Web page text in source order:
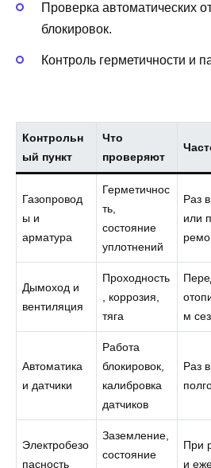
Проверка автоматических
блокировок.
Контроль герметичности и
Контрольн
ый пункт
Что
проверяют
Газопровод
ы и
арматура
Герметичнос
ть,
состояние
уплотнений
Раз
или
Дымоход и
вентиляция
Проходность
, коррозия,
тяга
м
Автоматика
и датчики
Работа
блокировок,
калибровка
датчиков
Раз в
Электробезо
пасность
Заземление,
состояние
При
и